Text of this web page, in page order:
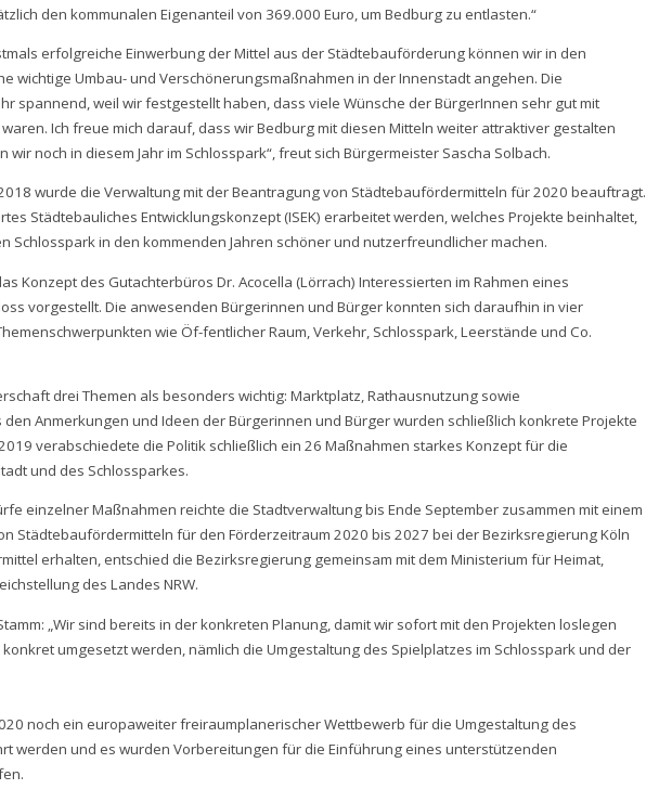
den kommunalen Eigenanteil von 369.000 Euro, um Bedburg zu entlasten.“
erfolgreiche Einwerbung der Mittel aus der Städtebauförderung können wir in den
wichtige Umbau- und Verschönerungsmaßnahmen in der Innenstadt angehen. Die
spannend, weil wir festgestellt haben, dass viele Wünsche der BürgerInnen sehr gut mit
Ich freue mich darauf, dass wir Bedburg mit diesen Mitteln weiter attraktiver gestalten
noch in diesem Jahr im Schlosspark“, freut sich Bürgermeister Sascha Solbach.
wurde die Verwaltung mit der Beantragung von Städtebaufördermitteln für 2020 beauftragt.
Städtebauliches Entwicklungskonzept (ISEK) erarbeitet werden, welches Projekte beinhaltet,
Schlosspark in den kommenden Jahren schöner und nutzerfreundlicher machen.
Konzept des Gutachterbüros Dr. Acocella (Lörrach) Interessierten im Rahmen eines
vorgestellt. Die anwesenden Bürgerinnen und Bürger konnten sich daraufhin in vier
wie Öf-fentlicher Raum, Verkehr, Schlosspark, Leerstände und Co.
drei Themen als besonders wichtig: Marktplatz, Rathausnutzung sowie
den Anmerkungen und Ideen der Bürgerinnen und Bürger wurden schließlich konkrete Projekte
verabschiedete die Politik schließlich ein 26 Maßnahmen starkes Konzept für die
und des Schlossparkes.
einzelner Maßnahmen reichte die Stadtverwaltung bis Ende September zusammen mit einem
Städtebaufördermitteln für den Förderzeitraum 2020 bis 2027 bei der Bezirksregierung Köln
erhalten, entschied die Bezirksregierung gemeinsam mit dem Ministerium für Heimat,
des Landes NRW.
„Wir sind bereits in der konkreten Planung, damit wir sofort mit den Projekten loslegen
umgesetzt werden, nämlich die Umgestaltung des Spielplatzes im Schlosspark und der
noch ein europaweiter freiraumplanerischer Wettbewerb für die Umgestaltung des
werden und es wurden Vorbereitungen für die Einführung eines unterstützenden